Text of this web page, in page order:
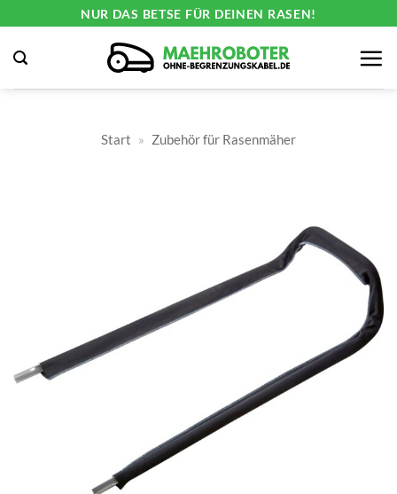
springen
NUR DAS BETSE FÜR DEINEN RASEN!
Start » Zubehör für Rasenmäher